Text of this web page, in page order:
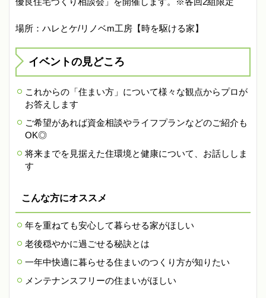
場所：ハレとケ/リノベm工房【時を駆ける家】
イベントの見どころ
これからの「住まい方」について様々な観点からプロが
お答えします
ご希望があれば資金相談やライフプランなどのご紹介も
OK◎
将来までを見据えた住環境と健康について、お話ししま
す
こんな方にオススメ
年を重ねても安心して暮らせる家がほしい
老後穏やかに過ごせる秘訣とは
一年中快適に暮らせる住まいのつくり方が知りたい
メンテナンスフリーの住まいがほしい